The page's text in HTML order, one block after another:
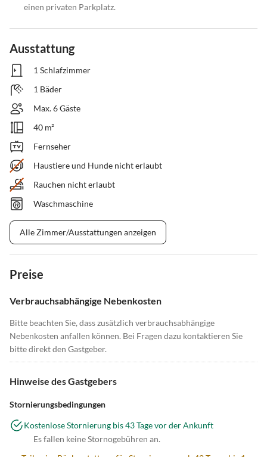
einen privaten Parkplatz.
Ausstattung
1 Schlafzimmer
1 Bäder
Max. 6 Gäste
40 m²
Fernseher
Haustiere und Hunde nicht erlaubt
Rauchen nicht erlaubt
Waschmaschine
Alle Zimmer/Ausstattungen anzeigen
Preise
Verbrauchsabhängige Nebenkosten
Bitte beachten Sie, dass zusätzlich verbrauchsabhängige
Nebenkosten anfallen können. Bei Fragen dazu kontaktieren Sie
bitte direkt den Gastgeber.
Hinweise des Gastgebers
Stornierungsbedingungen
Kostenlose Stornierung bis 43 Tage vor der Ankunft
Es fallen keine Stornogebühren an.